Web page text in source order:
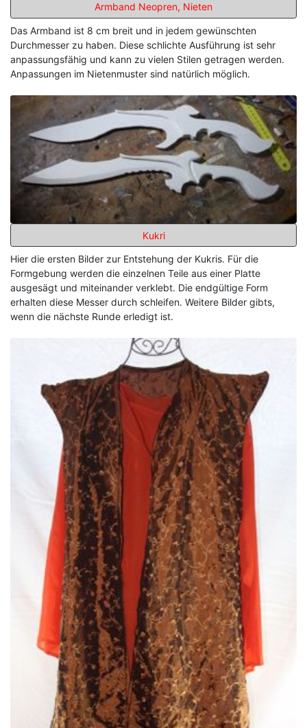
Armband Neopren, Nieten
Das Armband ist 8 cm breit und in jedem gewünschten
Durchmesser zu haben. Diese schlichte Ausführung ist sehr
anpassungsfähig und kann zu vielen Stilen getragen werden.
Anpassungen im Nietenmuster sind natürlich möglich.
Kukri
Hier die ersten Bilder zur Entstehung der Kukris. Für die
Formgebung werden die einzelnen Teile aus einer Platte
ausgesägt und miteinander verklebt. Die endgültige Form
erhalten diese Messer durch schleifen. Weitere Bilder gibts,
wenn die nächste Runde erledigt ist.